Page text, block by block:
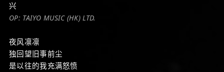
兴
OP: TAIYO MUSIC (HK) LTD.
夜风凛凛
独回望旧事前尘
是以往的我充满怒愤